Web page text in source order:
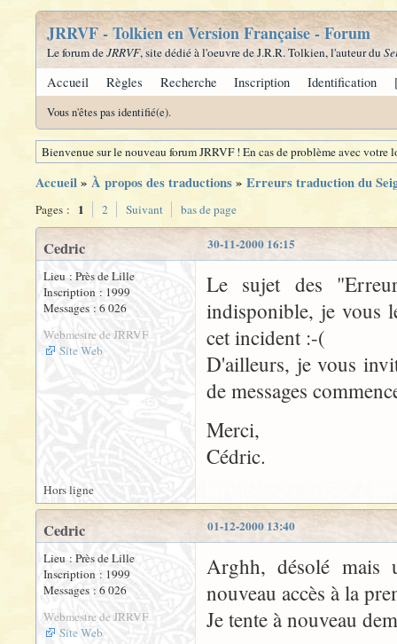
JRRVF - Tolkien en Version Française - Forum
Le forum deJRRVF, site dédié à l'oeuvre de J.R.R. Tolkien, l'auteur du
Accueil Règles Recherche Inscription Identification
Vous n'êtes pas identifié(e).
Bienvenue sur le nouveau forum JRRVF ! En cas de problème avec
Accueil» À propos des traductions» Erreurs traduction du
Pages : 1 2 Suivant bas de page
30-11-2000 16:15
Cedric
Lieu : Près de Lille
Inscription : 1999
Messages : 6 026
Webmestre de JRRVF
Site Web
Le sujet des
indisponible, je vous
cet incident :-(
D'ailleurs, je vous
de messages
Merci,
Cédric.
Hors ligne
01-12-2000 13:40
Cedric
Lieu : Près de Lille
Inscription : 1999
Messages : 6 026
Webmestre de JRRVF
Site Web
Arghh, désolé mais
nouveau accès à la
Je tente à nouveau